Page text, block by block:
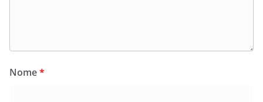
Nome*